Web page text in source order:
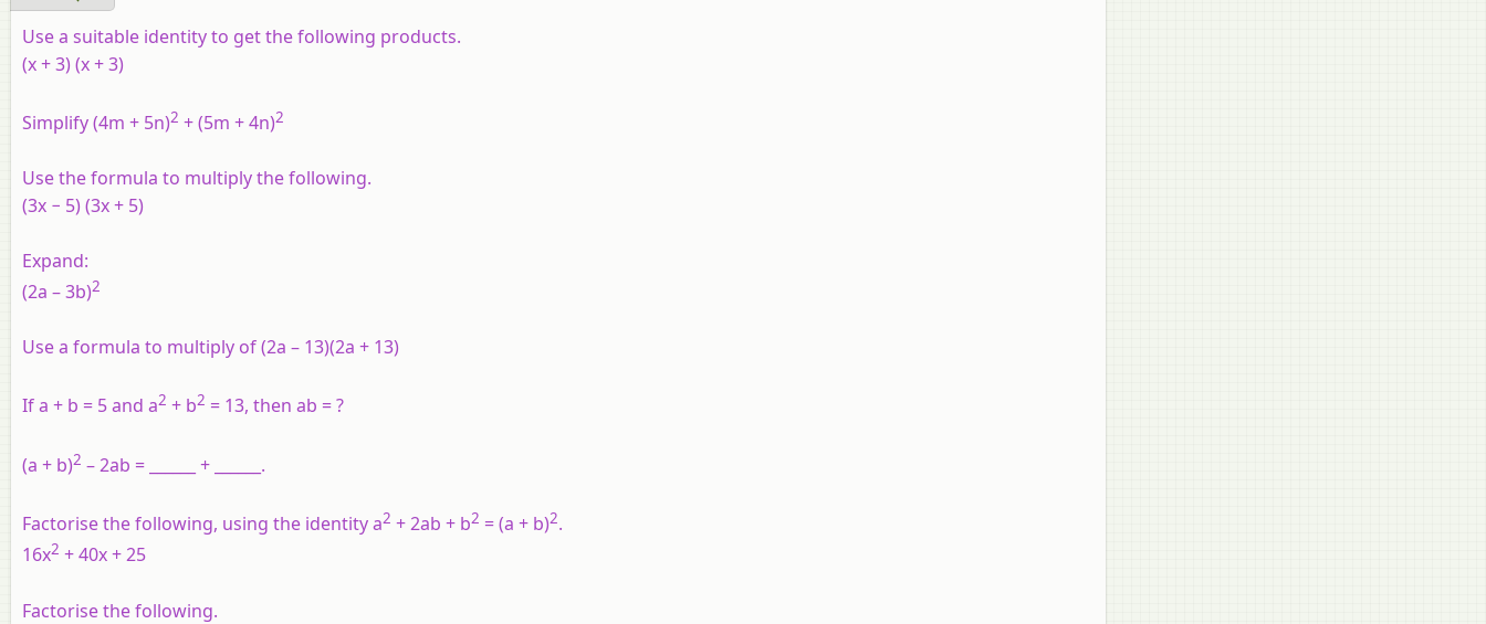
Use a suitable identity to get the following products.
(x + 3) (x + 3)
Simplify (4m + 5n)2 + (5m + 4n)2
Use the formula to multiply the following.
(3x − 5) (3x + 5)
Expand:
(2a – 3b)2
Use a formula to multiply of (2a – 13)(2a + 13)
If a + b = 5 and a2 + b2 = 13, then ab = ?
(a + b)2 – 2ab = ______ + ______.
Factorise the following, using the identity a2 + 2ab + b2 = (a + b)2.
16x2 + 40x + 25
Factorise the following.